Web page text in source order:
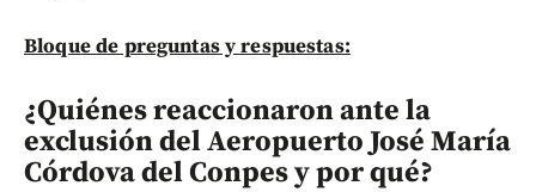
Bloque de preguntas y respuestas:
¿Quiénes reaccionaron ante la
exclusión del Aeropuerto José María
Córdova del Conpes y por qué?